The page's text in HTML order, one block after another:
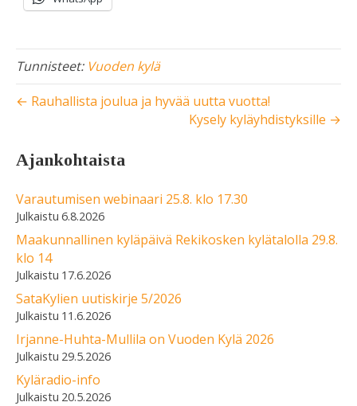
Tunnisteet: Vuoden kylä
← Rauhallista joulua ja hyvää uutta vuotta!
Kysely kyläyhdistyksille →
Ajankohtaista
Varautumisen webinaari 25.8. klo 17.30
6.8.2026
Maakunnallinen kyläpäivä Rekikosken kylätalolla 29.8.
klo 14
17.6.2026
SataKylien uutiskirje 5/2026
11.6.2026
Irjanne-Huhta-Mullila on Vuoden Kylä 2026
29.5.2026
Kyläradio-info
20.5.2026